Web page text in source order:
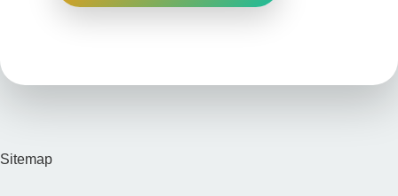
Sitemap